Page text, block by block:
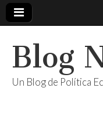
Blog
Un Blog de Política